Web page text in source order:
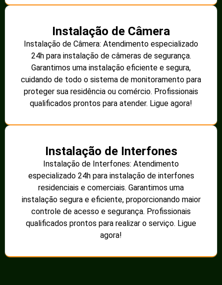
Instalação de Câmera
Instalação de Câmera: Atendimento especializado
24h para instalação de câmeras de segurança.
Garantimos uma instalação eficiente e segura,
cuidando de todo o sistema de monitoramento para
proteger sua residência ou comércio. Profissionais
qualificados prontos para atender. Ligue agora!
Instalação de Interfones
Instalação de Interfones: Atendimento
especializado 24h para instalação de interfones
residenciais e comerciais. Garantimos uma
instalação segura e eficiente, proporcionando maior
controle de acesso e segurança. Profissionais
qualificados prontos para realizar o serviço. Ligue
agora!